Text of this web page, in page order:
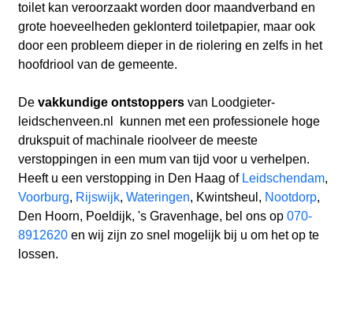
toilet kan veroorzaakt worden door maandverband en
grote hoeveelheden geklonterd toiletpapier, maar ook
door een probleem dieper in de riolering en zelfs in het
hoofdriool van de gemeente.
De vakkundige ontstoppersvan Loodgieter-
leidschenveen.nl
kunnen met een professionele hoge
drukspuit of machinale rioolveer de meeste
verstoppingen in een mum van tijd voor u verhelpen.
Heeft u een verstopping in Den Haag of Leidschendam,
Voorburg, Rijswijk, Wateringen, Kwintsheul, Nootdorp,
Den Hoorn, Poeldijk, 's Gravenhage, bel ons op 070-
8912620en wij zijn zo snel mogelijk bij u om het op te
lossen.